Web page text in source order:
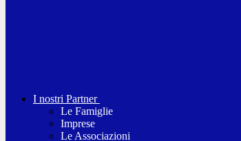
I nostri Partner
Le Famiglie
Imprese
Le Associazioni